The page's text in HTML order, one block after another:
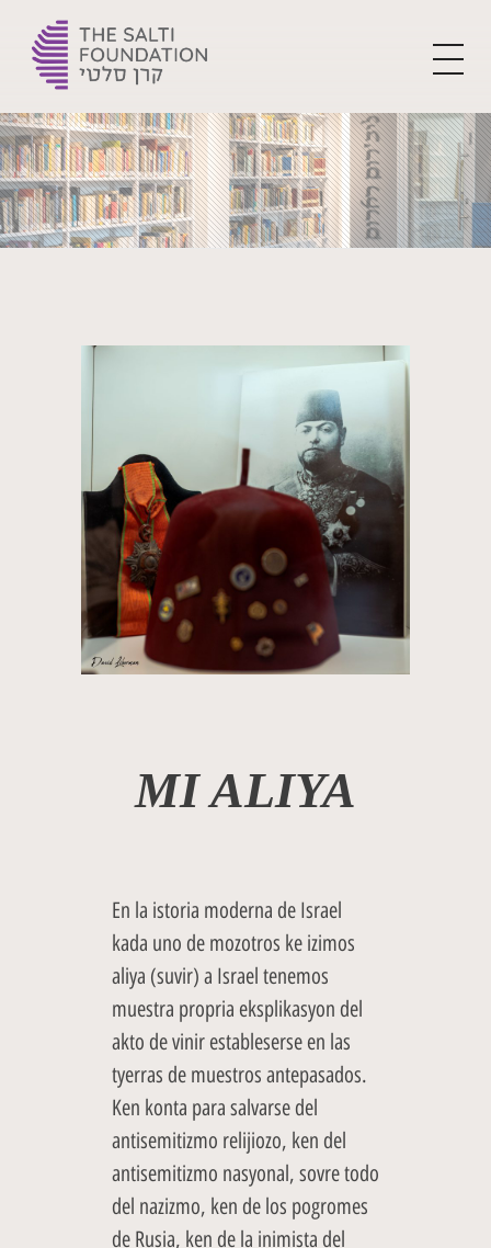
The Yehoshua Salti Foundation
Home Blog Uncategorized MI ALIYA
MI ALIYA
En la istoria moderna de Israel
kada uno de mozotros ke izimos
aliya (suvir) a Israel tenemos
muestra propria eksplikasyon del
akto de vinir estableserse en las
tyerras de muestros antepasados.
Ken konta para salvarse del
antisemitizmo relijiozo, ken del
antisemitizmo nasyonal, sovre todo
del nazizmo, ken de los pogromes
de Rusia, ken de la inimista del